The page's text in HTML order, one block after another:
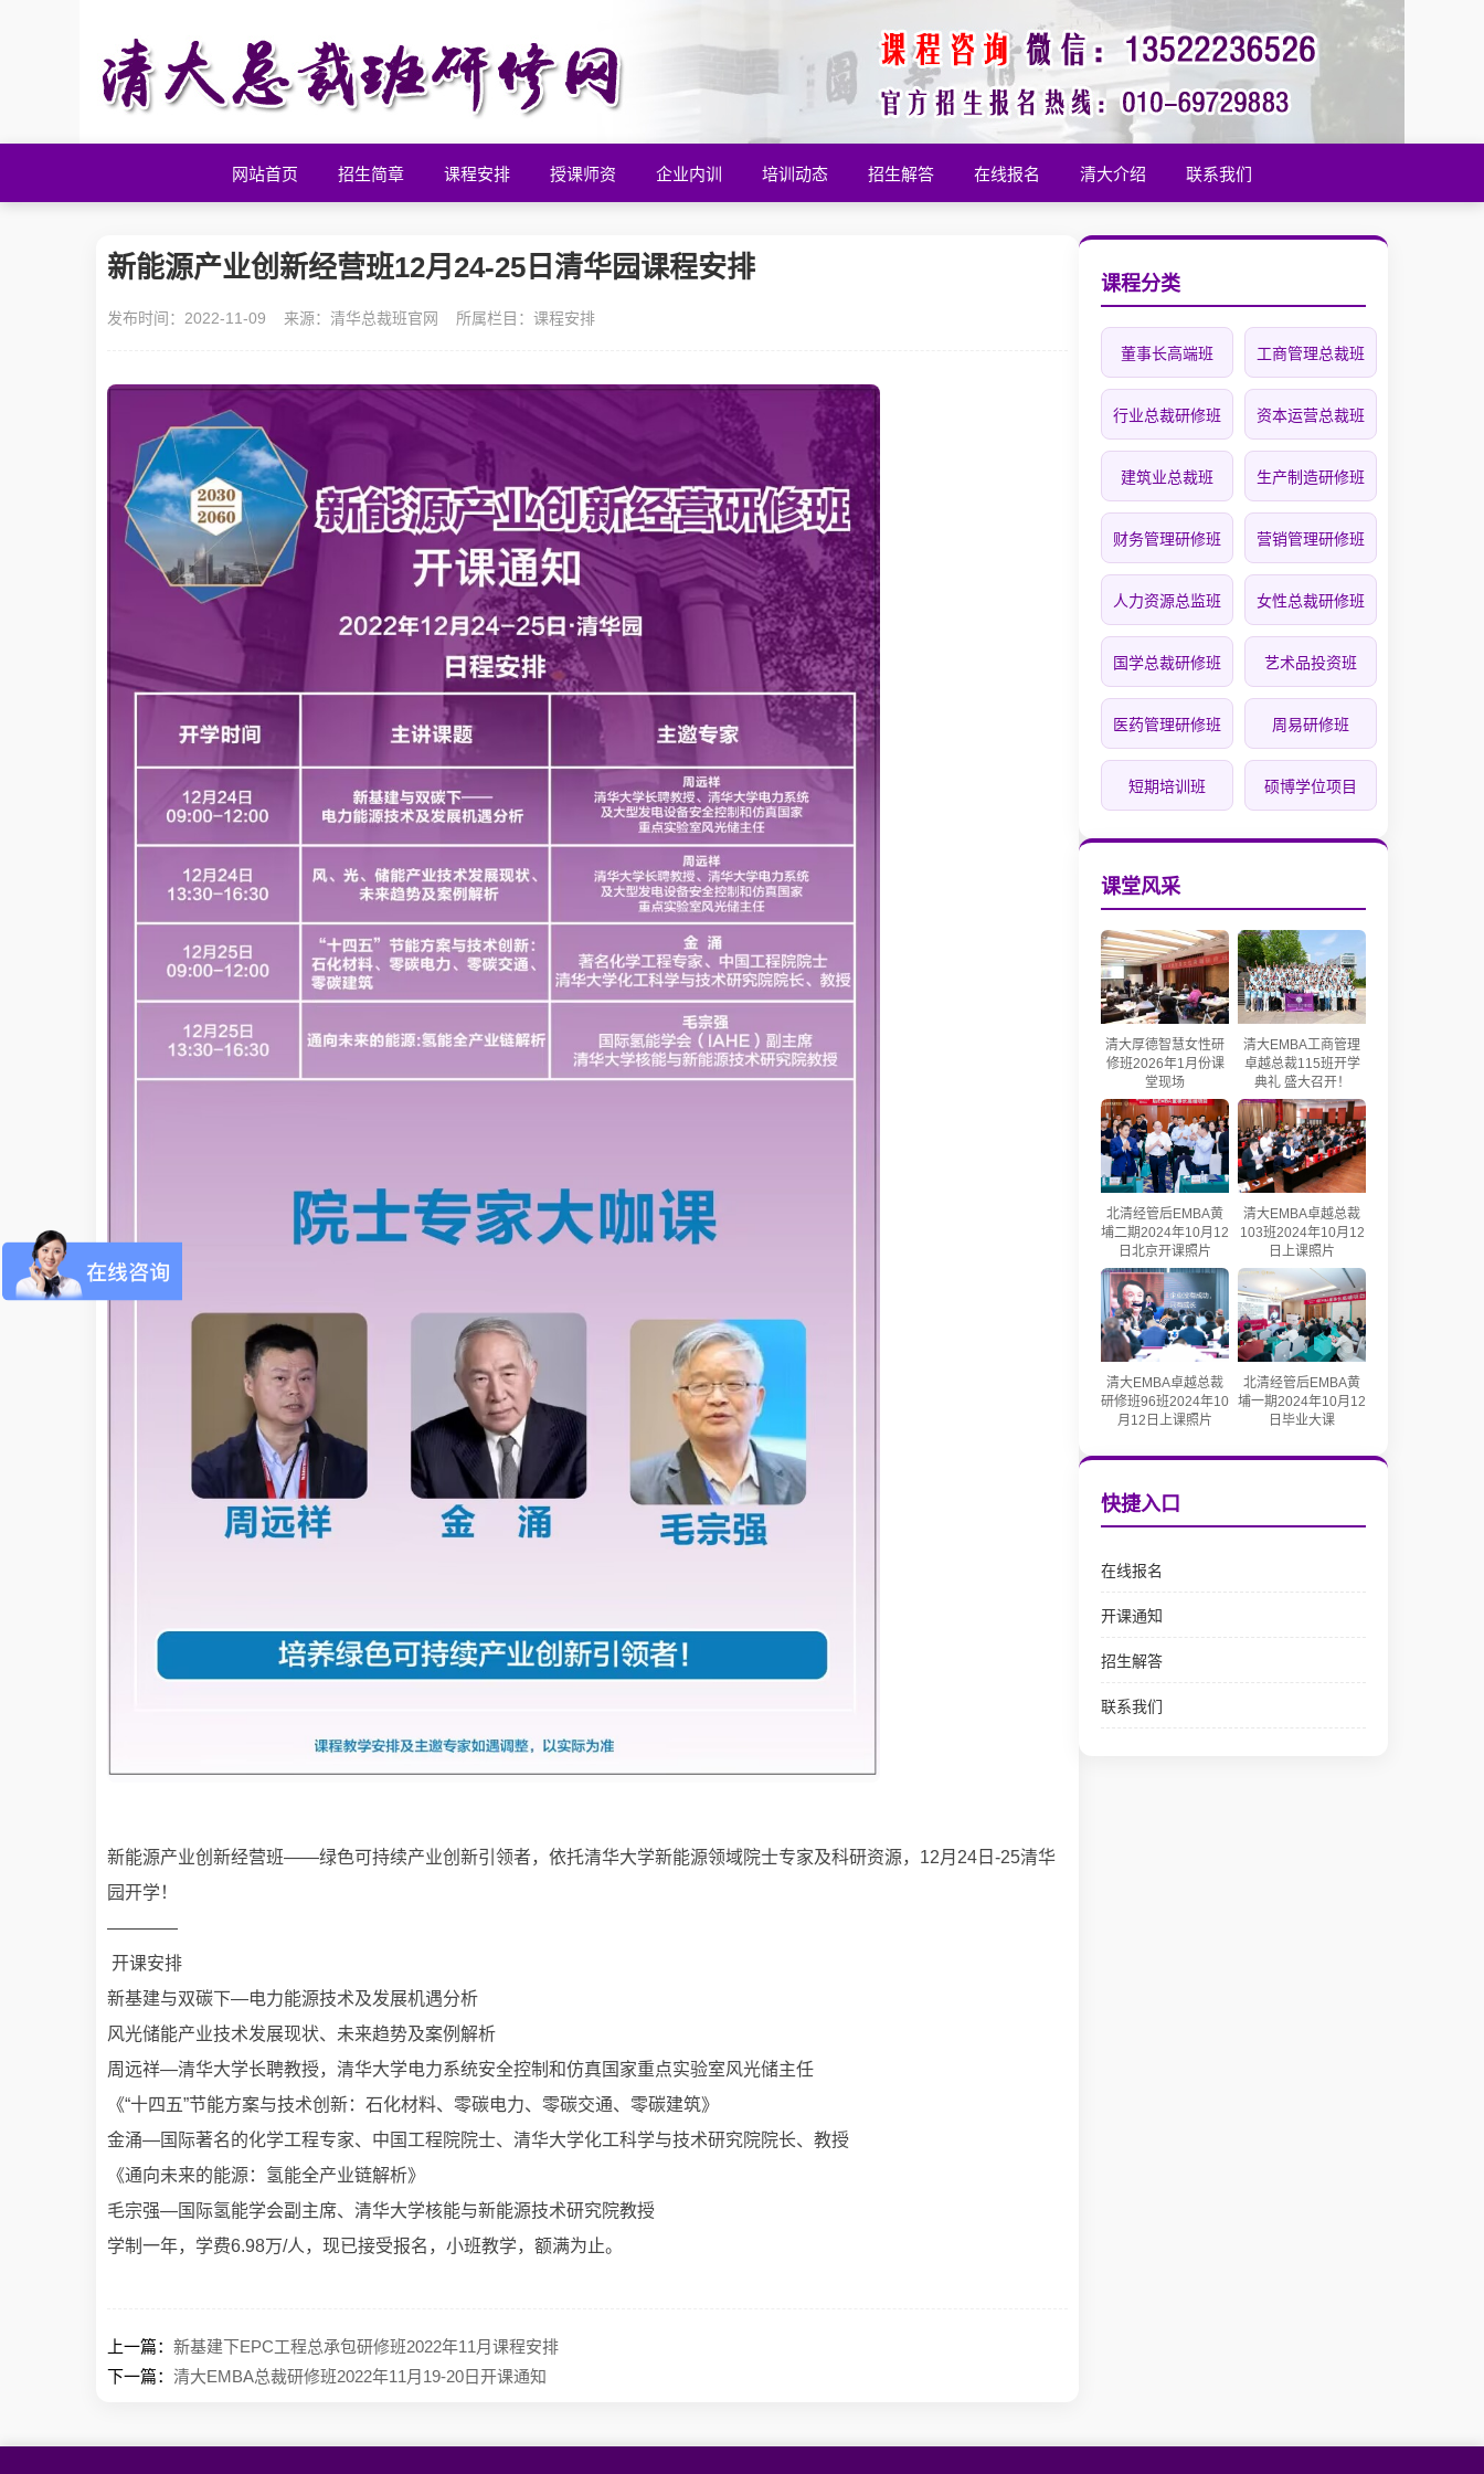
网站首页 招生简章 课程安排 授课师资 企业内训 培训动态 招生解答 在线报名 清大介绍 联系我们
新能源产业创新经营班12月24-25日清华园课程安排
发布时间：2022-11-09 来源： 清华总裁班官网 所属栏目： 课程安排
新能源产业创新经营班——绿色可持续产业创新引领者，依托清华大学新能源领域院士专家及科研资源，12月24日-25清华
园开学！
————
开课安排
新基建与双碳下—电力能源技术及发展机遇分析
风光储能产业技术发展现状、未来趋势及案例解析
周远祥—清华大学长聘教授，清华大学电力系统安全控制和仿真国家重点实验室风光储主任
《“十四五”节能方案与技术创新：石化材料、零碳电力、零碳交通、零碳建筑》
金涌—国际著名的化学工程专家、中国工程院院士、清华大学化工科学与技术研究院院长、教授
《通向未来的能源：氢能全产业链解析》
毛宗强—国际氢能学会副主席、清华大学核能与新能源技术研究院教授
学制一年，学费6.98万/人，现已接受报名，小班教学，额满为止。
上一篇： 新基建下EPC工程总承包研修班2022年11月课程安排
下一篇： 清大EMBA总裁研修班2022年11月19-20日开课通知
课程分类
董事长高端班 工商管理总裁班
行业总裁研修班 资本运营总裁班
建筑业总裁班 生产制造研修班
财务管理研修班 营销管理研修班
人力资源总监班 女性总裁研修班
国学总裁研修班 艺术品投资班
医药管理研修班 周易研修班
短期培训班 硕博学位项目
课堂风采
清大厚德智慧女性研
修班2026年1月份课
堂现场
清大EMBA工商管理
卓越总裁115班开学
典礼 盛大召开！
北清经管后EMBA黄
埔二期2024年10月12
日北京开课照片
清大EMBA卓越总裁
103班2024年10月12
日上课照片
清大EMBA卓越总裁
研修班96班2024年10
月12日上课照片
北清经管后EMBA黄
埔一期2024年10月12
日毕业大课
快捷入口
在线报名
开课通知
招生解答
联系我们